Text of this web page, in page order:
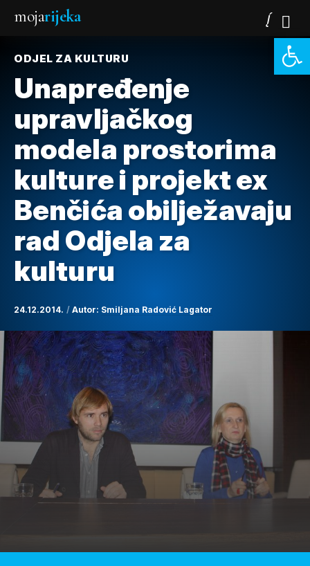
mojarijeka
ODJEL ZA KULTURU
Unapređenje
upravljačkog
modela prostorima
kulture i projekt ex
Benčića obilježavaju
rad Odjela za
kulturu
24.12.2014. Autor: Smiljana Radović Lagator